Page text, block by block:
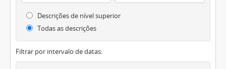
Descrições de nível superior
Todas as descrições
Filtrar por intervalo de datas: